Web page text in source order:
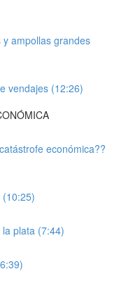
ampollas grandes
vendajes (12:26)
económica??
plata (7:44)